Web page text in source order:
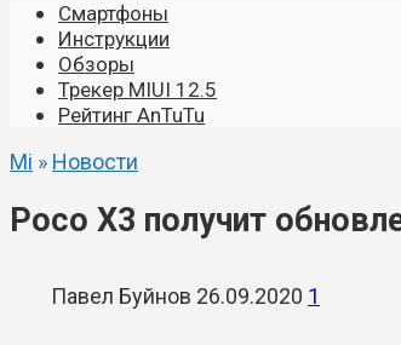
Смартфоны
Инструкции
Обзоры
Трекер MIUI 12.5
Рейтинг AnTuTu
Mi » Новости
Poco X3 получит
Павел Буйнов 26.09.2020 1